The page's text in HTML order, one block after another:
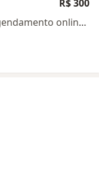
R$ 300
Esse especialista não oferece agendamento online para esse endereço.